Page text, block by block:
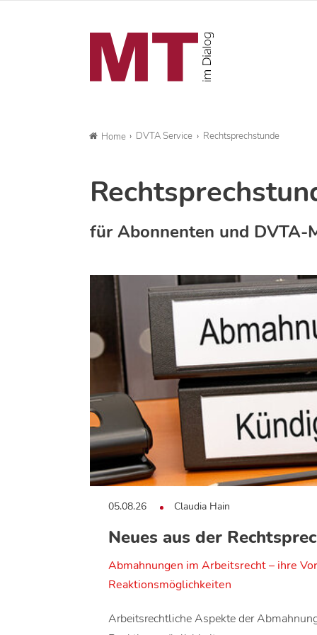
Home DVTA Service Rechtsprechstunde
für Abonnenten und DVTA-
05.08.26 Claudia Hain
Neues aus der
Abmahnungen im Arbeitsrecht – ihre
Reaktionsmöglichkeiten
Arbeitsrechtliche Aspekte der